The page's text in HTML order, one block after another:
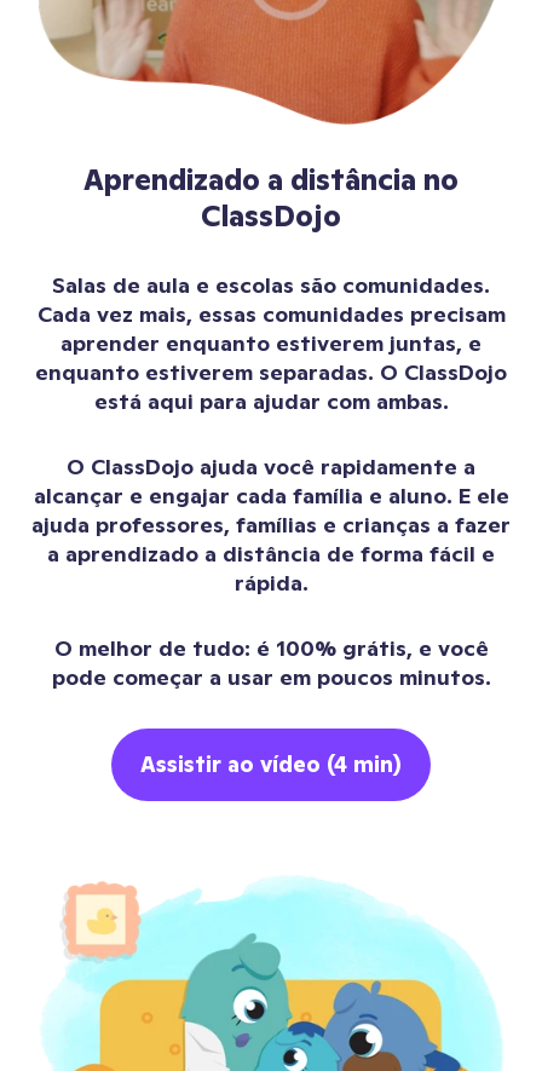
Aprendizado a distância no
ClassDojo
Salas de aula e escolas são comunidades.
Cada vez mais, essas comunidades precisam
aprender enquanto estiverem juntas, e
enquanto estiverem separadas. O ClassDojo
está aqui para ajudar com ambas.
O ClassDojo ajuda você rapidamente a
alcançar e engajar cada família e aluno. E ele
ajuda professores, famílias e crianças a fazer
a aprendizado a distância de forma fácil e
rápida.
O melhor de tudo: é 100% grátis, e você
pode começar a usar em poucos minutos.
Assistir ao vídeo (4 min)